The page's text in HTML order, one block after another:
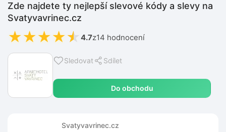
Sledovat Sdílet
Do obchodu
Zde najdete ty nejlepší slevové kódy a slevy na
Svatyvavrinec.cz
★★★★★ 4.7z14 hodnocení
Svatyvavrinec.cz